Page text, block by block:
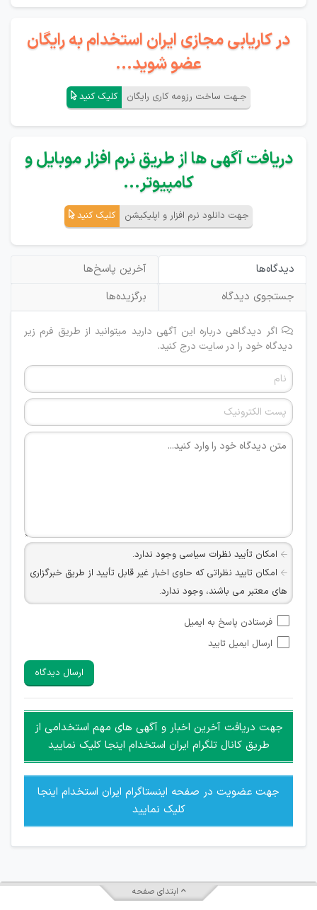
در کاریابی مجازی ایران استخدام به رایگان
عضو شوید...
جـهت ساخت رزومه کاری رایگان کلیک کنید
دریافت آگهی ها از طریق نرم افزار موبایل و
کامپیوتر...
جهت دانلود نرم افزار و اپلیکیشن کلیک کنید
دیدگاه‌ها
آخرین پاسخ‌ها
جستجوی دیدگاه
برگزیده‌ها
اگر دیدگاهی درباره این آگهی دارید میتوانید از طریق فرم زیر
دیدگاه خود را در سایت درج کنید.
امکان تأیید نظرات سیاسی وجود ندارد.
امکان تایید نظراتی که حاوی اخبار غیر قابل تأیید از طریق خبرگزاری
های معتبر می باشند، وجود ندارد.
شبکه های مجازی ارتباطی می باشند وجود ندارد.
امکان تأیید نظرات کاربرانی که به هر طریقی قصد مأیوس کردن
هرگونه تحریک، تحقیر و کنایه به سایر افراد (مسئول و غیر مسئول)
غیر مجاز می باشد.
امکان هماهنگی برای هرگونه ملاقات حضوری چه به صورت دسته
جمعی و چه فردی توسط کاربران سایت وجود ندارد.
فرستادن پاسخ به ایمیل
ارسال ایمیل تایید
ارسال دیدگاه
جهت دریافت آخرین اخبار و آگهی های مهم استخدامی از
طریق کانال تلگرام ایران استخدام اینجا کلیک نمایید
جهت عضویت در صفحه اینستاگرام ایران استخدام اینجا
کلیک نمایید
ابتدای صفحه